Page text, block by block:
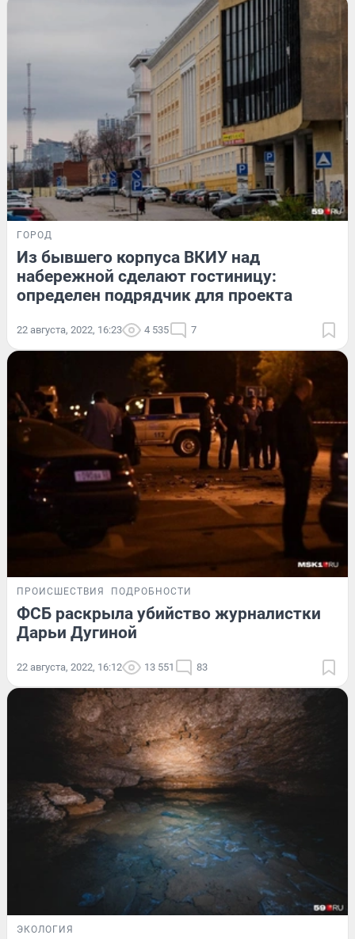
ГОРОД
Из бывшего корпуса ВКИУ над
набережной сделают гостиницу:
определен подрядчик для проекта
22 августа, 2022, 16:23 4 535 7
ПРОИСШЕСТВИЯ ПОДРОБНОСТИ
ФСБ раскрыла убийство журналистки
Дарьи Дугиной
22 августа, 2022, 16:12 13 551 83
ЭКОЛОГИЯ